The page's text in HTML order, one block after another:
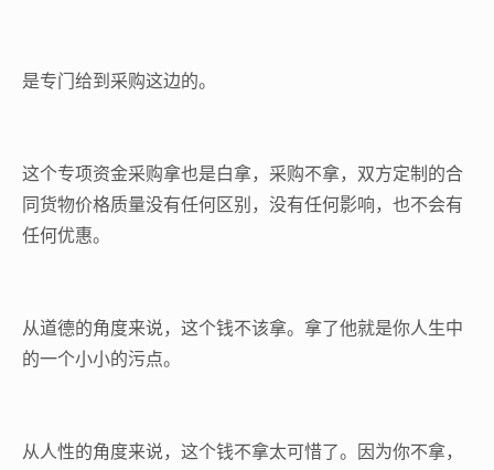
是专门给到采购这边的。
这个专项资金采购拿也是白拿，采购不拿，双方定制的合
同货物价格质量没有任何区别，没有任何影响，也不会有
任何优惠。
从道德的角度来说，这个钱不该拿。拿了他就是你人生中
的一个小小的污点。
从人性的角度来说，这个钱不拿太可惜了。因为你不拿，